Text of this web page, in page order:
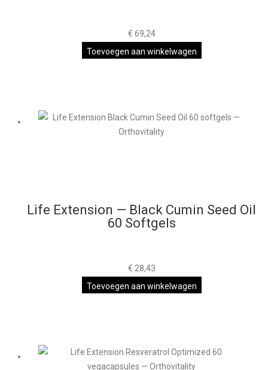
€ 69,24
Toevoegen aan winkelwagen
Life Extension — Black Cumin Seed Oil
60 Softgels
€ 28,43
Toevoegen aan winkelwagen